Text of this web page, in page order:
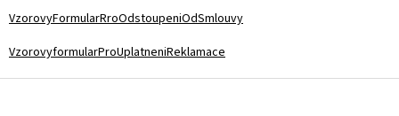
VzorovyFormularRroOdstoupeniOdSmlouvy
VzorovyformularProUplatneniReklamace